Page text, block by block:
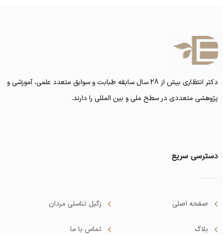
دکتر انتظاری بیش از 28 سال سابقه طبابت و سوابق متعدد علمی، آموزشی و
پژوهشی متعددی در سطح ملی و بین المللی را دارند.
دسترسی سریع
صفحه اصلی
بلاگ
زگیل تناسلی مردان
تماس با ما